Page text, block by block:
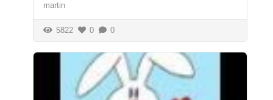
martin
5822 0 0